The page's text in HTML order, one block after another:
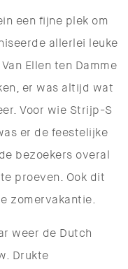
een fijne plek om
allerlei leuke
Ellen ten Damme
er was altijd wat
Voor wie Strijp-S
er de feestelijke
bezoekers overal
proeven. Ook dit
zomervakantie.
weer de Dutch
Drukte